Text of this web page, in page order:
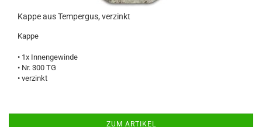
Kappe aus Tempergus, verzinkt
Kappe
• 1x Innengewinde
• Nr. 300 TG
• verzinkt
ZUM ARTIKEL